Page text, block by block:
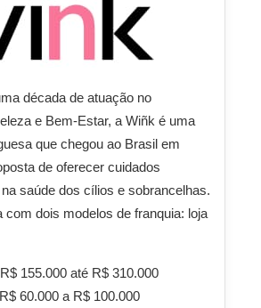
década de atuação no
e Bem-Estar, a Wiñk é uma
que chegou ao Brasil em
de oferecer cuidados
saúde dos cílios e sobrancelhas.
com dois modelos de franquia: loja
R$ 155.000 até R$ 310.000
R$ 60.000 a R$ 100.000